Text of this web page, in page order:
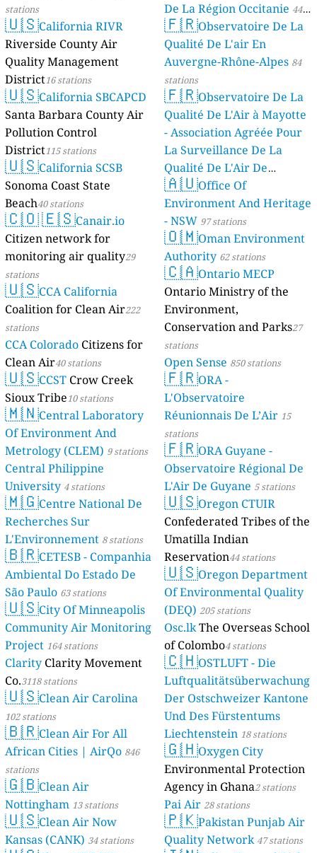
stations
🇺🇸California RIVR
Riverside County Air
Quality Management
District16 stations
🇺🇸California SBCAPCD
Santa Barbara County Air
Pollution Control
District115 stations
🇺🇸California SCSB
Sonoma Coast State
Beach40 stations
🇨🇴🇪🇸Canair.io
Citizen network for
monitoring air quality29
stations
🇺🇸CCA California
Coalition for Clean Air222
stations
CCA Colorado Citizens for
Clean Air40 stations
🇺🇸CCST Crow Creek
Sioux Tribe10 stations
🇲🇳Central Laboratory
Of Environment And
Metrology (CLEM) 9 stations
Central Philippine
University 4 stations
🇲🇬Centre National De
Recherches Sur
L'Environnement 8 stations
🇧🇷CETESB - Companhia
Ambiental Do Estado De
São Paulo 63 stations
🇺🇸City Of Minneapolis
Community Air Monitoring
Project 164 stations
Clarity Clarity Movement
Co.3118 stations
🇺🇸Clean Air Carolina
102 stations
🇧🇷Clean Air For All
African Cities | AirQo 846
stations
🇬🇧Clean Air
Nottingham 13 stations
🇺🇸Clean Air Now
Kansas (CANK) 34 stations
De La Région Occitanie 44
stations
🇫🇷Observatoire De La
Qualité De L'air En
Auvergne-Rhône-Alpes 84
stations
🇫🇷Observatoire De La
Qualité De L'Air à Mayotte
- Association Agréée Pour
La Surveillance De La
Qualité De L'Air De
Mayotte 4 stations
🇦🇺Office Of
Environment And Heritage
- NSW 97 stations
🇴🇲Oman Environment
Authority 62 stations
🇨🇦Ontario MECP
Ontario Ministry of the
Environment,
Conservation and Parks27
stations
Open Sense 850 stations
🇫🇷ORA -
L'Observatoire
Réunionnais De L’Air 15
stations
🇫🇷ORA Guyane -
Observatoire Régional De
L'Air De Guyane 5 stations
🇺🇸Oregon CTUIR
Confederated Tribes of the
Umatilla Indian
Reservation44 stations
🇺🇸Oregon Department
Of Environmental Quality
(DEQ) 205 stations
Osc.lkThe Overseas School
of Colombo4 stations
🇨🇭OSTLUFT - Die
Luftqualitätsüberwachung
Der Ostschweizer Kantone
Und Des Fürstentums
Liechtenstein 18 stations
🇬🇭Oxygen City
Environmental Protection
Agency in Ghana2 stations
Pai Air 28 stations
🇵🇰Pakistan Punjab Air
Quality Network 47 stations